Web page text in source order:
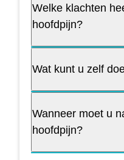
Welke klachten
hoofdpijn?
Wat kunt u zelf
Wanneer moet u
hoofdpijn?